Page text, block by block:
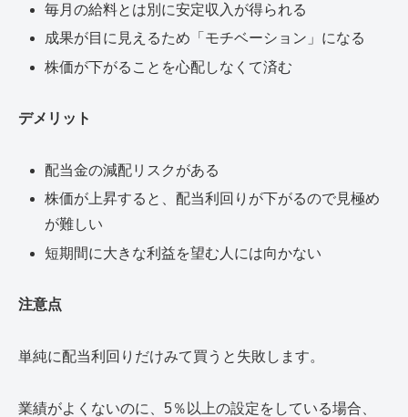
毎月の給料とは別に安定収入が得られる
成果が目に見えるため「モチベーション」になる
株価が下がることを心配しなくて済む
デメリット
配当金の減配リスクがある
株価が上昇すると、配当利回りが下がるので見極め
が難しい
短期間に大きな利益を望む人には向かない
注意点
単純に配当利回りだけみて買うと失敗します。
業績がよくないのに、5％以上の設定をしている場合、